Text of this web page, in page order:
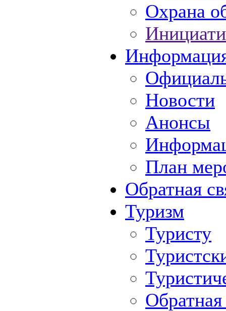
Охрана
Новости
Анонсы
План
Обратная
Туризм
Туристу
Обратная